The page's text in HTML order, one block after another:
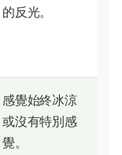
的反光。
感覺始終冰涼
或沒有特別感
覺。